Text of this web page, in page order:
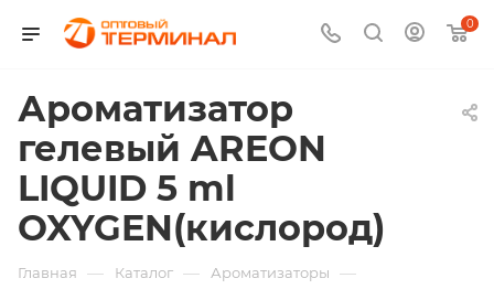
0
Ароматизатор
гелевый AREON
LIQUID 5 ml
OXYGEN(кислород)
Главная — Каталог — Ароматизаторы —